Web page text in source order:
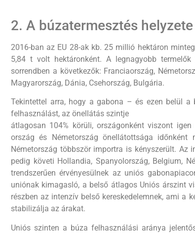
2. A búzatermesztés
2016-ban az EU 28-ak kb. 25 millió hektáron
5,84 t volt hektáronként. A legnagyobb
sorrendben a következők: Franciaország,
Magyarország, Dánia, Csehország, Bulgária.
Tekintettel arra, hogy a gabona – és ezen belül
felhasználást, az önellátás szintje
átlagosan 104% körüli, országonként viszont
ország és Németország önellátottsága időnként
Németország többször importra is kényszerült. Az
pedig követi Hollandia, Spanyolország, Belgium,
trendszerűen érvényesülnek az uniós
uniónak kimagasló, a belső átlagos Uniós árszint
részben az intenzív belső kereskedelemnek, ami a
stabilizálja az árakat.
Uniós szinten a búza felhasználási aránya